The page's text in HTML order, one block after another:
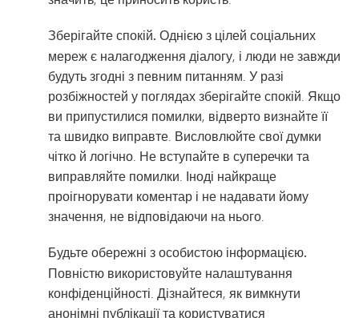
Зберігайте спокій. Однією з цілей соціальних
мереж є налагодження діалогу, і люди не завжди
будуть згодні з певним питанням. У разі
розбіжностей у поглядах зберігайте спокій. Якщо
ви припустилися помилки, відверто визнайте її
та швидко виправте. Висловлюйте свої думки
чітко й логічно. Не вступайте в суперечки та
виправляйте помилки. Іноді найкраще
проігнорувати коментар і не надавати йому
значення, не відповідаючи на нього.
Будьте обережні з особистою інформацією.
Повністю використовуйте налаштування
конфіденційності. Дізнайтеся, як вимкнути
анонімні публікації та користуватися